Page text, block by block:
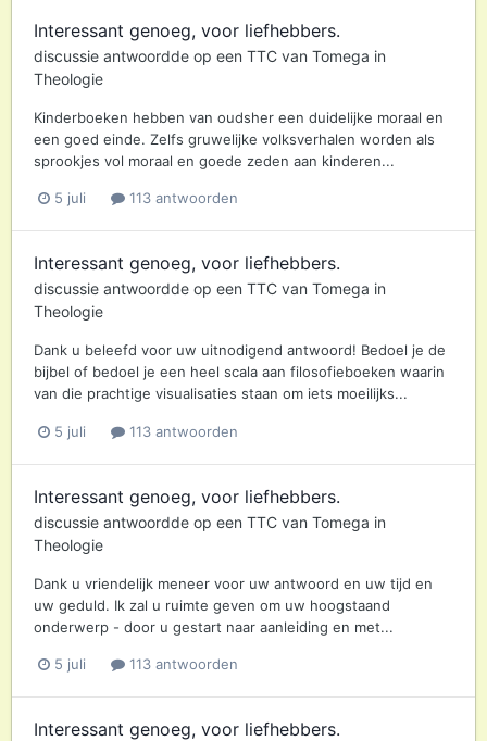
Interessant genoeg, voor liefhebbers.
discussie antwoordde op een TTC van Tomega in
Theologie
Kinderboeken hebben van oudsher een duidelijke moraal en
een goed einde. Zelfs gruwelijke volksverhalen worden als
sprookjes vol moraal en goede zeden aan kinderen...
5 juli 113 antwoorden
Interessant genoeg, voor liefhebbers.
discussie antwoordde op een TTC van Tomega in
Theologie
Dank u beleefd voor uw uitnodigend antwoord! Bedoel je de
bijbel of bedoel je een heel scala aan filosofieboeken waarin
van die prachtige visualisaties staan om iets moeilijks...
5 juli 113 antwoorden
Interessant genoeg, voor liefhebbers.
discussie antwoordde op een TTC van Tomega in
Theologie
Dank u vriendelijk meneer voor uw antwoord en uw tijd en
uw geduld. Ik zal u ruimte geven om uw hoogstaand
onderwerp - door u gestart naar aanleiding en met...
5 juli 113 antwoorden
Interessant genoeg, voor liefhebbers.